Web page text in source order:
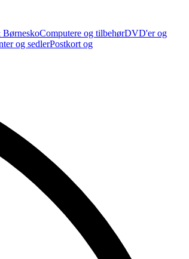
Computere og tilbehørDVD'er og
og sedlerPostkort og